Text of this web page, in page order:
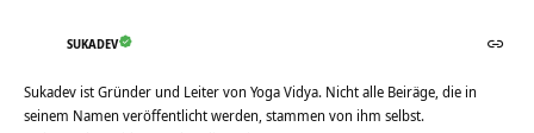
SUKADEV
Sukadev ist Gründer und Leiter von Yoga Vidya. Nicht alle Beiräge, die in
seinem Namen veröffentlicht werden, stammen von ihm selbst.